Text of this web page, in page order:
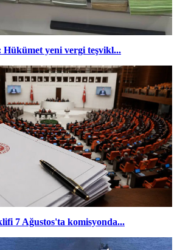
Hükümet yeni vergi teşvikl...
7 Ağustos'ta komisyonda...